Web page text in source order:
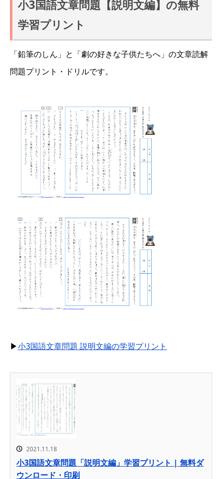
小3国語文章問題【説明文編】の無料
学習プリント
「鉛筆のしん」と「劇の好きな子供たちへ」の文章読解
問題プリント・ドリルです。
▶小3国語文章問題 説明文編の学習プリント
2021.11.18
小3国語文章問題「説明文編」学習プリント | 無料ダ
ウンロード・印刷